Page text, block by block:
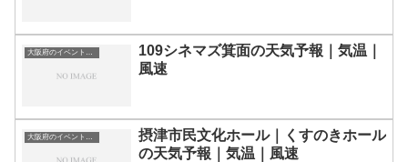
大阪府のイベント会場一覧
109シネマズ箕面の天気予報｜気温｜
風速
大阪府のイベント会場一覧
摂津市民文化ホール｜くすのきホール
の天気予報｜気温｜風速